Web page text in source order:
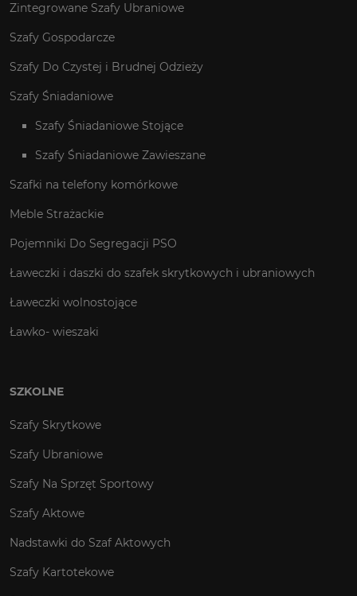
Zintegrowane Szafy Ubraniowe
Szafy Gospodarcze
Szafy Do Czystej i Brudnej Odzieży
Szafy Śniadaniowe
Szafy Śniadaniowe Stojące
Szafy Śniadaniowe Zawieszane
Szafki na telefony komórkowe
Meble Strażackie
Pojemniki Do Segregacji PSO
Ławeczki i daszki do szafek skrytkowych i ubraniowych
Ławeczki wolnostojące
Ławko- wieszaki
SZKOLNE
Szafy Skrytkowe
Szafy Ubraniowe
Szafy Na Sprzęt Sportowy
Szafy Aktowe
Nadstawki do Szaf Aktowych
Szafy Kartotekowe